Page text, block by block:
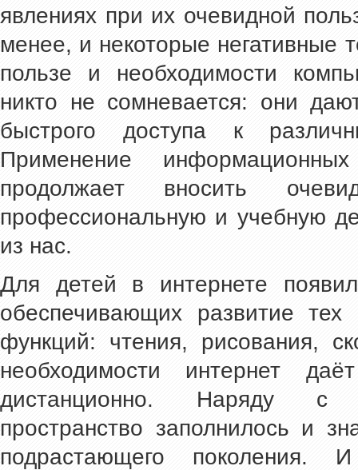
явлениях при их очевидной
менее, и некоторые негативные
пользе и необходимости
никто не сомневается: они
быстрого доступа к
Применение
продолжает вносить
профессиональную и учебную
из нас.
Для детей в интернете
обеспечивающих развитие
функций: чтения, рисования,
необходимости интернет
дистанционно. Наряду с
пространство заполнилось и
подрастающего поколения.